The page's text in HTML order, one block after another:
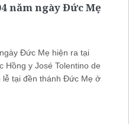
năm ngày Đức Mẹ
Đức Mẹ hiện ra tại
Hồng y José Tolentino de
lễ tại đền thánh Đức Mẹ ở